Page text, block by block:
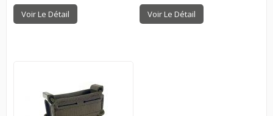
Voir Le Détail Voir Le Détail